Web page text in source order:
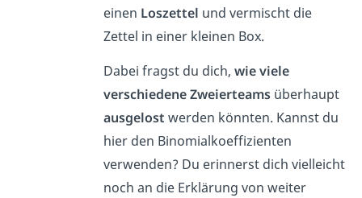
einen Loszettel und vermischt die
Zettel in einer kleinen Box.
Dabei fragst du dich,wie viele
verschiedene Zweierteams überhaupt
ausgelost werden könnten. Kannst du
hier den Binomialkoeffizienten
verwenden? Du erinnerst dich vielleicht
noch an die Erklärung von weiter